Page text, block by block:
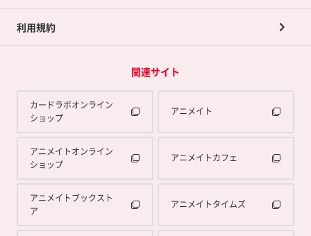
利用規約
関連サイト
カードラボオンライン
ショップ
アニメイト
アニメイトオンライン
ショップ
アニメイトカフェ
アニメイトブックスト
ア
アニメイトタイムズ